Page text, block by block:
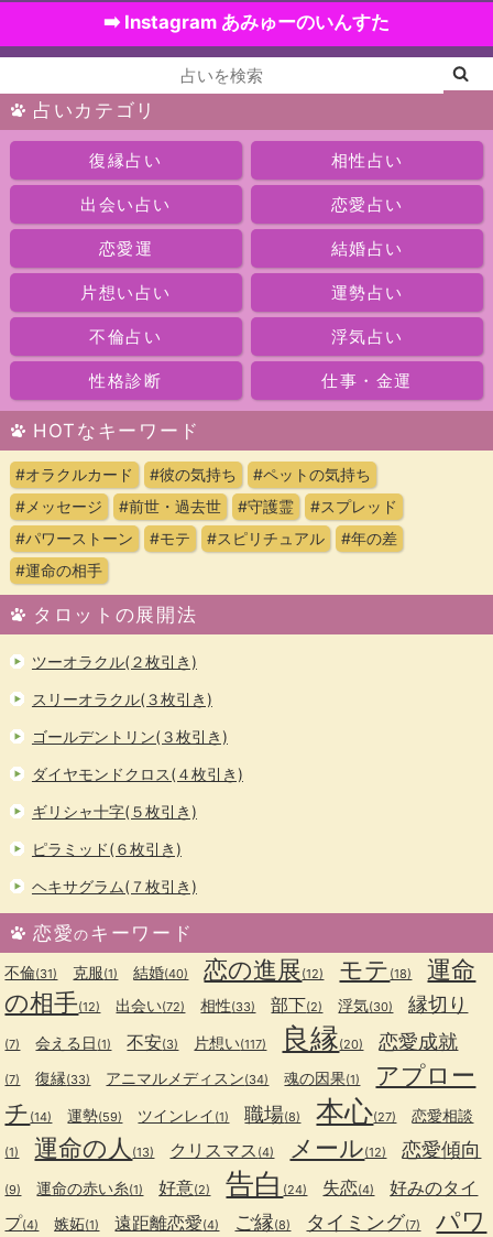
➡️ Instagram あみゅーのいんすた
占いカテゴリ
復縁占い 相性占い
出会い占い 恋愛占い
恋愛運 結婚占い
片想い占い 運勢占い
不倫占い 浮気占い
性格診断 仕事・金運
HOTなキーワード
#オラクルカード #彼の気持ち
#ペットの気持ち
#メッセージ
#前世・過去世 #守護霊
#スプレッド
#パワーストーン
#モテ #スピリチュアル
#年の差
#運命の相手
タロットの展開法
ツーオラクル(２枚引き)
スリーオラクル(３枚引き)
ゴールデントリン(３枚引き)
ダイヤモンドクロス(４枚引き)
ギリシャ十字(５枚引き)
ピラミッド(６枚引き)
ヘキサグラム(７枚引き)
恋愛のキーワード
不倫(31) 克服(1) 結婚(40) 恋の進展(12) モテ (18)
運命
の相手(12) 出会い(72) 相性(33) 部下(2) 浮気(30) 縁切り
(7) 会える日 (1) 不安(3) 片想い(117) 良縁(20) 恋愛成就
(7) 復縁(33) アニマルメディスン(34) 魂の因果(1)
アプロー
チ (14) 運勢(59) ツインレイ (1) 職場(8) 本心(27) 恋愛相談
(1) 運命の人 (13) クリスマス (4) メール(12) 恋愛傾向
(9) 運命の赤い糸(1) 好意(2) 告白 (24) 失恋(4)
好みのタイ
プ(4) 嫉妬(1) 遠距離恋愛(4) ご縁(8) タイミング(7)
パワ